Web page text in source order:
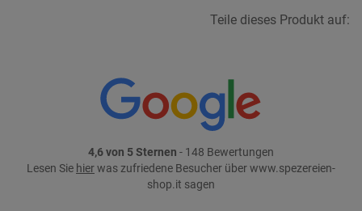
Teile dieses Produkt auf:
4,6 von 5 Sternen - 148 Bewertungen
Lesen Sie hierwas zufriedene Besucher über www.spezereien-
shop.it sagen